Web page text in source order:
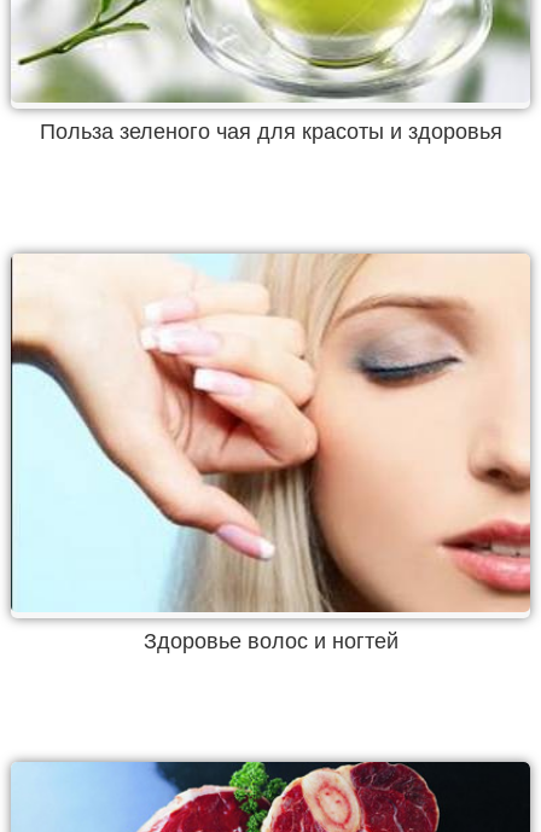
Польза зеленого чая для красоты и здоровья
Здоровье волос и ногтей